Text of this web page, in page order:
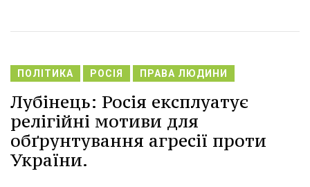
ПОЛІТИКА РОСІЯ ПРАВА ЛЮДИНИ
Лубінець: Росія експлуатує
релігійні мотиви для
обґрунтування агресії проти
України.